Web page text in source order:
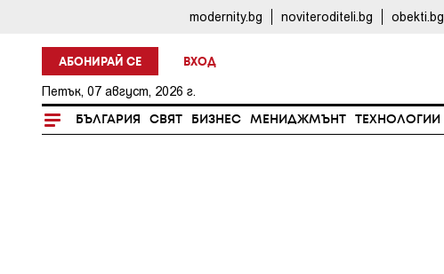
modernity.bg noviteroditeli.bg obekti.bg
АБОНИРАЙ СЕ ВХОД
Петък, 07 август, 2026 г.
БЪЛГАРИЯ СВЯТ БИЗНЕС МЕНИДЖМЪНТ ТЕХНОЛОГИИ